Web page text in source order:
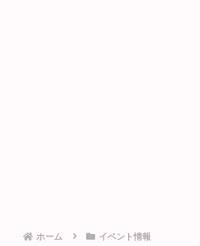
ホーム イベント情報